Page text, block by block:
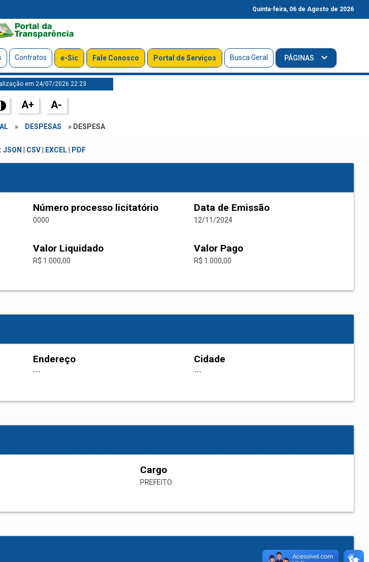
Quinta-feira, 06 de Agosto de 2026
Contratos e-Sic Fale Conosco Portal de Serviços Busca Geral PÁGINAS
em 24/07/2026 22:23
A+ A-
» DESPESAS » DESPESA
JSON CSV| EXCEL| PDF
Número processo licitatório
0000
Data de Emissão
12/11/2024
Valor Liquidado
R$ 1.000,00
Valor Pago
R$ 1.000,00
Endereço
---
Cidade
---
Cargo
PREFEITO